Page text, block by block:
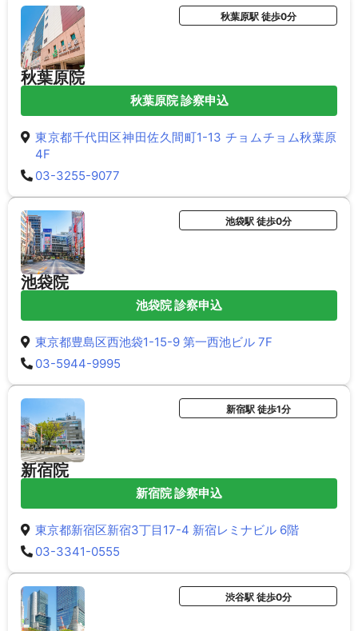
秋葉原院
秋葉原駅 徒歩0分
秋葉原院 診察申込
東京都千代田区神田佐久間町1-13 チョムチョム秋葉原
4F
03-3255-9077
池袋院
池袋駅 徒歩0分
池袋院 診察申込
東京都豊島区西池袋1-15-9 第一西池ビル 7F
03-5944-9995
新宿院
新宿駅 徒歩1分
新宿院 診察申込
東京都新宿区新宿3丁目17-4 新宿レミナビル 6階
03-3341-0555
渋谷駅 徒歩0分